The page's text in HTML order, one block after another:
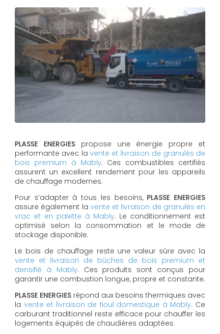
PLASSE ENERGIESpropose une énergie propre et
performante avec la vente et livraison de granulés de
bois premium à Mably. Ces combustibles certifiés
assurent un excellent rendement pour les appareils
de chauffage modernes.
Pour s’adapter à tous les besoins, PLASSE ENERGIES
assure également la vente et livraison de granulés en
vrac et en palette à Mably. Le conditionnement est
optimisé selon la consommation et le mode de
stockage disponible.
Le bois de chauffage reste une valeur sûre avec la
vente et livraison de bûches de bois premium et
densifié à Mably. Ces produits sont conçus pour
garantir une combustion longue, propre et constante.
PLASSE ENERGIES répond aux besoins thermiques avec
la vente et livraison de fioul domestique à Mably. Ce
carburant traditionnel reste efficace pour chauffer les
logements équipés de chaudières adaptées.